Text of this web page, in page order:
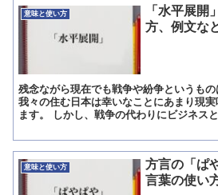
意味と使い方
「水平展開
方、例文な
残念ながら現在でも戦争や紛争というもの
我々の住む日本は幸いなことにあまり現
ます。 しかし、戦争の代わりにビジネス
て...
意味と使い方
方言の「ぱ
言葉の使い